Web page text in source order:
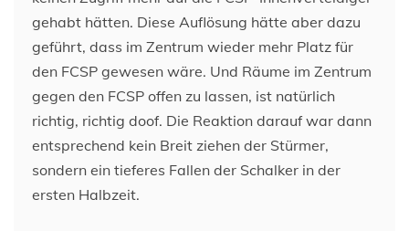
gehabt hätten. Diese Auflösung hätte aber dazu
geführt, dass im Zentrum wieder mehr Platz für
den FCSP gewesen wäre. Und Räume im Zentrum
gegen den FCSP offen zu lassen, ist natürlich
richtig, richtig doof. Die Reaktion darauf war dann
entsprechend kein Breit ziehen der Stürmer,
sondern ein tieferes Fallen der Schalker in der
ersten Halbzeit.